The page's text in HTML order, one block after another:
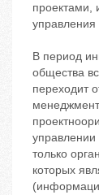
проектами,
управления
В период
общества
переходит
управлении
только
которых